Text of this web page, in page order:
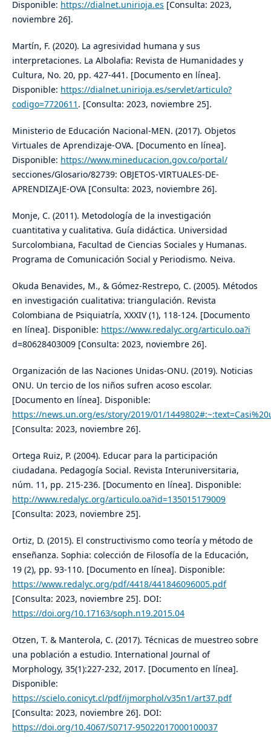
Disponible: https://dialnet.unirioja.es [Consulta: 2023,
noviembre 26].
Martín, F. (2020). La agresividad humana y sus
interpretaciones. La Albolafia: Revista de Humanidades y
Cultura, No. 20, pp. 427-441. [Documento en línea].
Disponible: https://dialnet.unirioja.es/servlet/articulo?
codigo=7720611 . [Consulta: 2023, noviembre 25].
Ministerio de Educación Nacional-MEN. (2017). Objetos
Virtuales de Aprendizaje-OVA. [Documento en línea].
Disponible: https://www.mineducacion.gov.co/portal/
secciones/Glosario/82739: OBJETOS-VIRTUALES-DE-
APRENDIZAJE-OVA [Consulta: 2023, noviembre 26].
Monje, C. (2011). Metodología de la investigación
cuantitativa y cualitativa. Guía didáctica. Universidad
Surcolombiana, Facultad de Ciencias Sociales y Humanas.
Programa de Comunicación Social y Periodismo. Neiva.
Okuda Benavides, M., & Gómez-Restrepo, C. (2005). Métodos
en investigación cualitativa: triangulación. Revista
Colombiana de Psiquiatría, XXXIV (1), 118-124. [Documento
en línea]. Disponible: https://www.redalyc.org/articulo.oa?i
d=80628403009 [Consulta: 2023, noviembre 26].
Organización de las Naciones Unidas-ONU. (2019). Noticias
ONU. Un tercio de los niños sufren acoso escolar.
[Documento en línea]. Disponible:
https://news.un.org/es/story/2019/01/
[Consulta: 2023, noviembre 26].
Ortega Ruiz, P. (2004). Educar para la participación
ciudadana. Pedagogía Social. Revista Interuniversitaria,
núm. 11, pp. 215-236. [Documento en línea]. Disponible:
http://www.redalyc.org/articulo.oa?id=135015179009
[Consulta: 2023, noviembre 25].
Ortiz, D. (2015). El constructivismo como teoría y método de
enseñanza. Sophia: colección de Filosofía de la Educación,
19 (2), pp. 93-110. [Documento en línea]. Disponible:
https://www.redalyc.org/pdf/4418/441846096005.pdf
[Consulta: 2023, noviembre 25]. DOI:
https://doi.org/10.17163/soph.n19.2015.04
Otzen, T. & Manterola, C. (2017). Técnicas de muestreo sobre
una población a estudio. International Journal of
Morphology, 35(1):227-232, 2017. [Documento en línea].
Disponible:
https://scielo.conicyt.cl/pdf/ijmorphol/v35n1/art37.pdf
[Consulta: 2023, noviembre 26]. DOI:
https://doi.org/10.4067/S0717-95022017000100037